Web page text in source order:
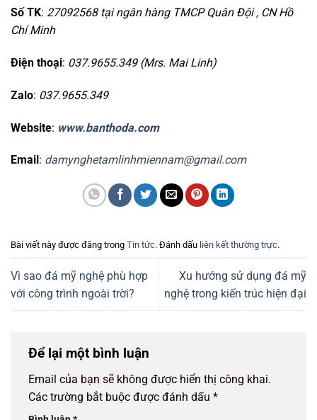
Số TK: 27092568 tại ngân hàng TMCP Quân Đội , CN Hồ
Chí Minh
Điện thoại: 037.9655.349 (Mrs. Mai Linh)
Zalo: 037.9655.349
Website: www.banthoda.com
Email : damynghetamlinhmiennam@gmail.com
Bài viết này được đăng trong Tin tức. Đánh dấu liên kết thường trực.
Vì sao đá mỹ nghệ phù hợp
với công trình ngoài trời?
Xu hướng sử dụng đá mỹ
nghệ trong kiến trúc hiện đại
Để lại một bình luận
Email của bạn sẽ không được hiển thị công khai.
Các trường bắt buộc được đánh dấu *